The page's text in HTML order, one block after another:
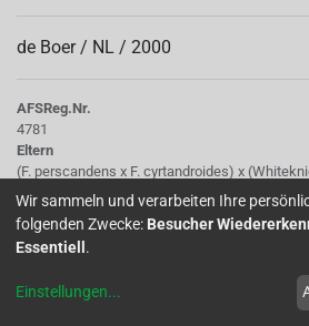
de Boer / NL / 2000
AFSReg.Nr.
4781
Eltern
(F. perscandens x F. cyrtandroides) x
Pearl)
Tubus
hellrot
Sepalen
Korolle/Petalen
Wir sammeln und verarbeiten Ihre
folgenden Zwecke: Besucher
Essentiell .
Einstellungen...